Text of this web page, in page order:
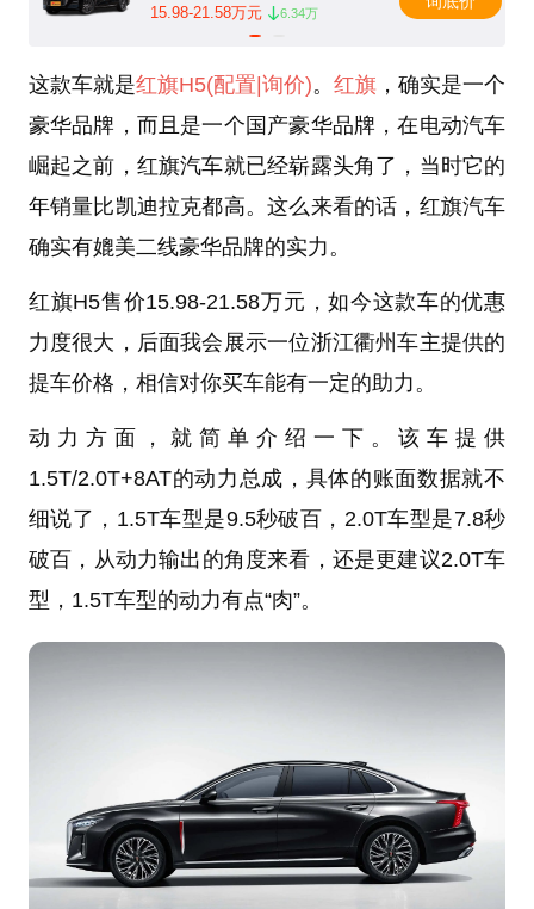
15.98-21.58万元 6.34万
这款车就是红旗H5(配置|询价)。红旗 ，确实是一个
豪华品牌，而且是一个国产豪华品牌，在电动汽车
崛起之前，红旗汽车就已经崭露头角了，当时它的
年销量比凯迪拉克都高。这么来看的话，红旗汽车
确实有媲美二线豪华品牌的实力。
红旗H5售价15.98-21.58万元，如今这款车的优惠
力度很大，后面我会展示一位浙江衢州车主提供的
提车价格，相信对你买车能有一定的助力。
动力方面，就简单介绍一下。该车提供
1.5T/2.0T+8AT的动力总成，具体的账面数据就不
细说了，1.5T车型是9.5秒破百，2.0T车型是7.8秒
破百，从动力输出的角度来看，还是更建议2.0T车
型，1.5T车型的动力有点“肉”。